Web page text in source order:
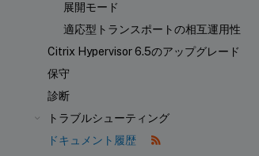
展開モード
適応型トランスポートの相互運用性
Citrix Hypervisor 6.5のアップグレード
保守
診断
トラブルシューティング
ドキュメント履歴